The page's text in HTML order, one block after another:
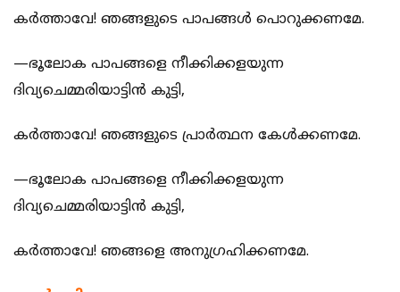
കര്‍ത്താവേ! ഞങ്ങളുടെ പാപങ്ങള്‍ പൊറുക്കണമേ.
—ഭൂലോക പാപങ്ങളെ നീക്കിക്കളയുന്ന
ദിവ്യചെമ്മരിയാട്ടിന്‍ കുട്ടി,
കര്‍ത്താവേ! ഞങ്ങളുടെ പ്രാര്‍ത്ഥന കേള്‍ക്കണമേ.
—ഭൂലോക പാപങ്ങളെ നീക്കിക്കളയുന്ന
ദിവ്യചെമ്മരിയാട്ടിന്‍ കുട്ടി,
കര്‍ത്താവേ! ഞങ്ങളെ അനുഗ്രഹിക്കണമേ.